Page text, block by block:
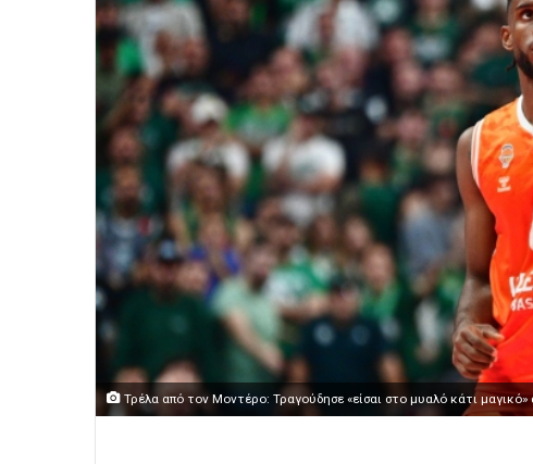
Τρέλα από τον Μοντέρο: Τραγούδησε «είσαι στο μυαλό κάτι